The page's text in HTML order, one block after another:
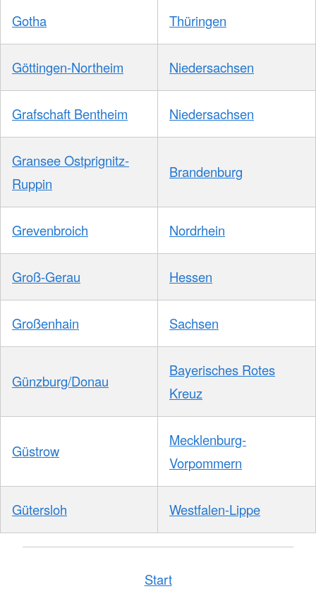
Gotha Thüringen
Göttingen-Northeim Niedersachsen
Grafschaft Bentheim Niedersachsen
Gransee Ostprignitz-
Ruppin
Brandenburg
Grevenbroich Nordrhein
Groß-Gerau Hessen
Großenhain Sachsen
Günzburg/Donau
Bayerisches Rotes
Kreuz
Güstrow
Mecklenburg-
Vorpommern
Gütersloh Westfalen-Lippe
Start